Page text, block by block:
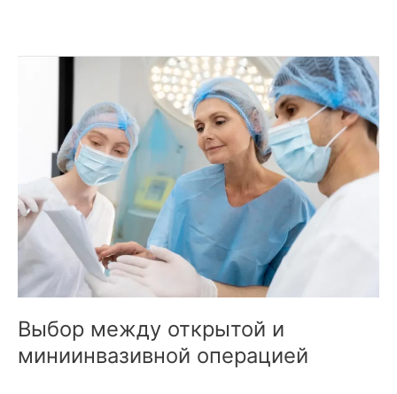
Выбор между открытой и
миниинвазивной операцией
миниинвазивной
операцией